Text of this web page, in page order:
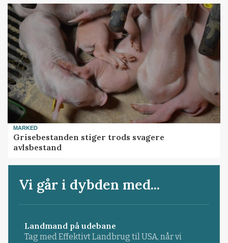
MARKED
Grisebestanden stiger trods svagere
avlsbestand
Vi går i dybden med...
Landmand på udebane
Tag med Effektivt Landbrug til USA, når vi